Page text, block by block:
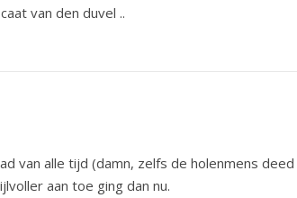
van den duvel ..
van alle tijd (damn, zelfs de holenmens
aan toe ging dan nu.